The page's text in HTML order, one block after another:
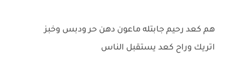
هم كعد رحيم جابتله ماعون دهن حر ودبس وخبز
اتريك وراح كعد يستقبل الناس